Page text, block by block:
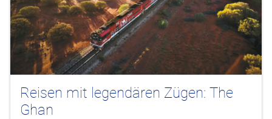
Reisen mit legendären Zügen: The
Ghan